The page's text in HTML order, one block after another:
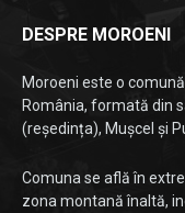
DESPRE MOROENI
Moroeni este o
România, formată din
(reședința), Mușcel și
Comuna se află în
zona montană înaltă,